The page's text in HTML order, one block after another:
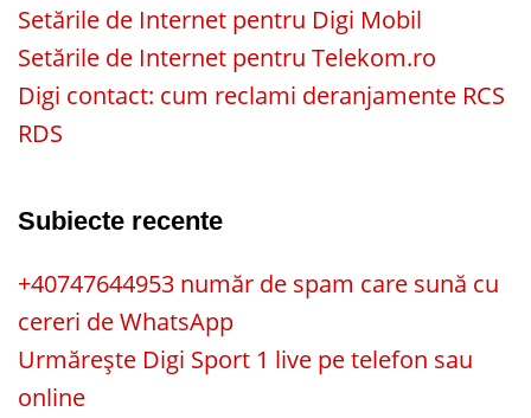
Setările de Internet pentru Digi Mobil
Setările de Internet pentru Telekom.ro
Digi contact: cum reclami deranjamente RCS
RDS
Subiecte recente
+40747644953 număr de spam care sună cu
cereri de WhatsApp
Urmărește Digi Sport 1 live pe telefon sau
online